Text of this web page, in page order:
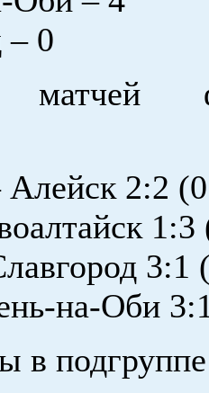
– 0
матчей
2:2
1:3
3:1
на-Оби
в